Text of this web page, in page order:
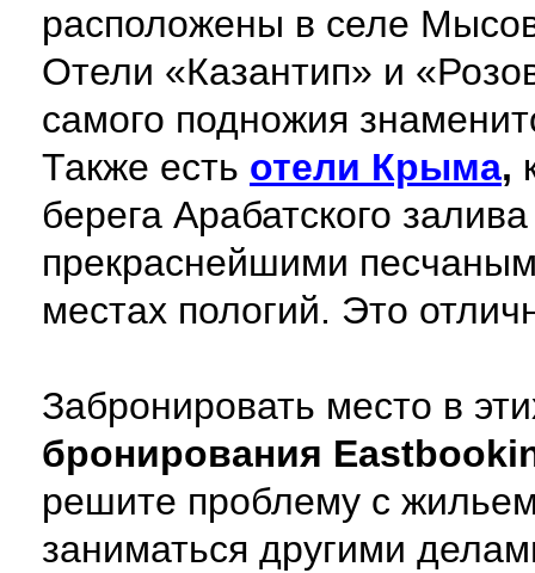
расположены в селе
Отели «Казантип» и
самого подножия
Также есть отели Крыма,
берега Арабатского
прекраснейшими
местах пологий. Это
Забронировать место в
бронирования
решите проблему с
заниматься другими